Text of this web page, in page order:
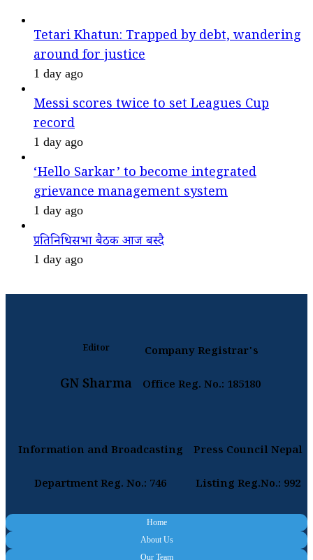
Tetari Khatun: Trapped by debt, wandering
around for justice
1 day ago
Messi scores twice to set Leagues Cup
record
1 day ago
‘Hello Sarkar’ to become integrated
grievance management system
1 day ago
प्रतिनिधिसभा बैठक आज बस्दै
1 day ago
Editor
GN Sharma
Company Registrar's
Office Reg. No.: 185180
Information and Broadcasting
Department Reg. No.: 746
Press Council Nepal
Listing Reg.No.: 992
Home
About Us
Our Team